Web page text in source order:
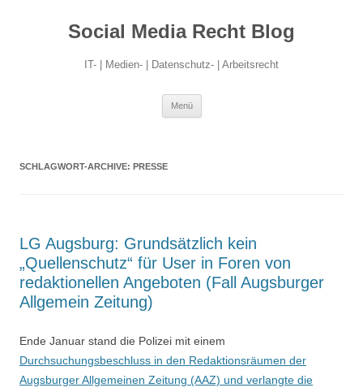
Social Media Recht Blog
IT- | Medien- | Datenschutz- | Arbeitsrecht
Menü
SCHLAGWORT-ARCHIVE: PRESSE
LG Augsburg: Grundsätzlich kein
„Quellenschutz“ für User in Foren von
redaktionellen Angeboten (Fall Augsburger
Allgemein Zeitung)
Ende Januar stand die Polizei mit einem
Durchsuchungsbeschluss in den Redaktionsräumen der
Augsburger Allgemeinen Zeitung (AAZ) und verlangte die